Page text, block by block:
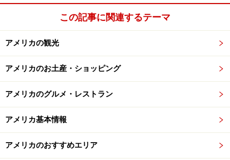
詳細はこちら＞＞＞All About サンフランシスコ
い。
」を確認するなど、安全確保に十分注意を払ってく
ださい。
1/5 次のページへ
この記事に関連するテーマ
アメリカの観光
アメリカのお土産・ショッピング
アメリカのグルメ・レストラン
アメリカ基本情報
アメリカのおすすめエリア